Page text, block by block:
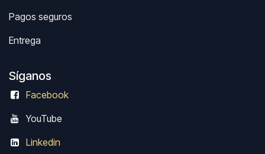
Pagos seguros
Entrega
Síganos
Facebook
YouTube
Linkedin